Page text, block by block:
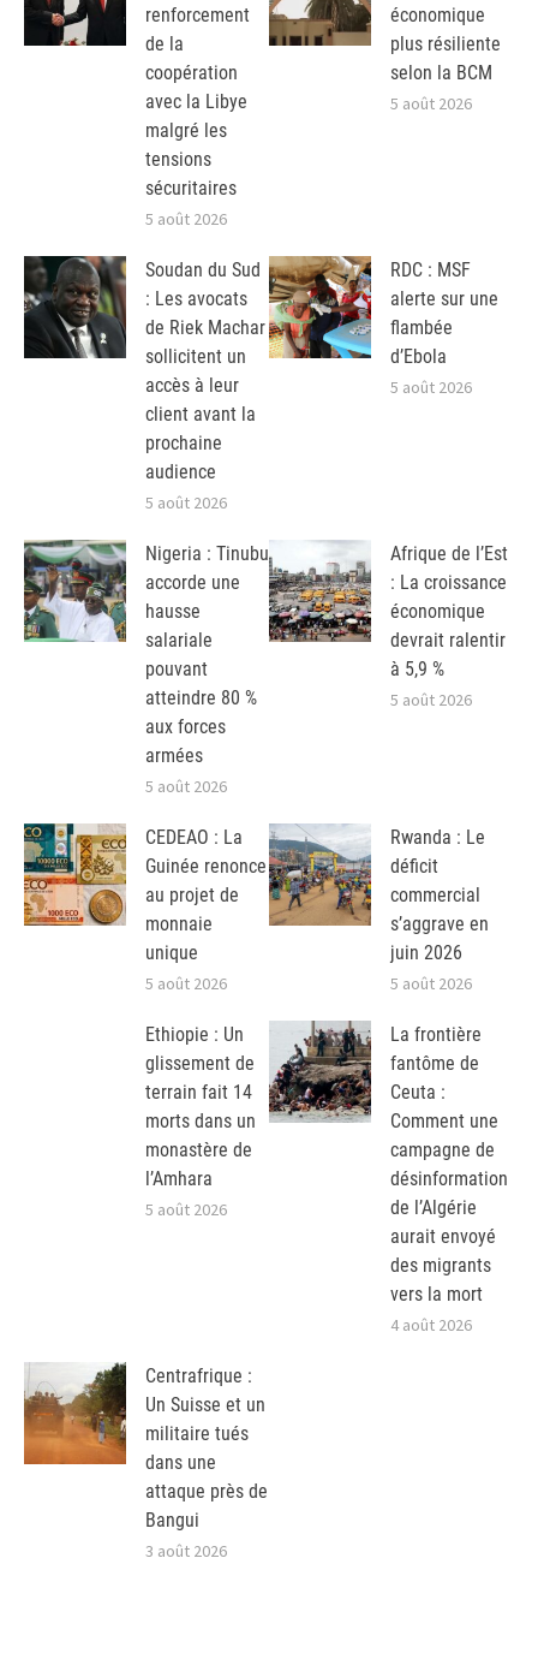
renforcement
de la
coopération
avec la Libye
malgré les
tensions
sécuritaires
5 août 2026
économique
plus résiliente
selon la BCM
5 août 2026
Soudan du Sud
: Les avocats
de Riek Machar
sollicitent un
accès à leur
client avant la
prochaine
audience
5 août 2026
RDC : MSF
alerte sur une
flambée
d’Ebola
5 août 2026
Nigeria : Tinubu
accorde une
hausse
salariale
pouvant
atteindre 80 %
aux forces
armées
5 août 2026
Afrique de l’Est
: La croissance
économique
devrait ralentir
à 5,9 %
5 août 2026
CEDEAO : La
Guinée renonce
au projet de
monnaie
unique
5 août 2026
Rwanda : Le
déficit
commercial
s’aggrave en
juin 2026
5 août 2026
Ethiopie : Un
glissement de
terrain fait 14
morts dans un
monastère de
l’Amhara
5 août 2026
La frontière
fantôme de
Ceuta :
Comment une
campagne de
désinformation
de l’Algérie
aurait envoyé
des migrants
vers la mort
4 août 2026
Centrafrique :
Un Suisse et un
militaire tués
dans une
attaque près de
Bangui
3 août 2026